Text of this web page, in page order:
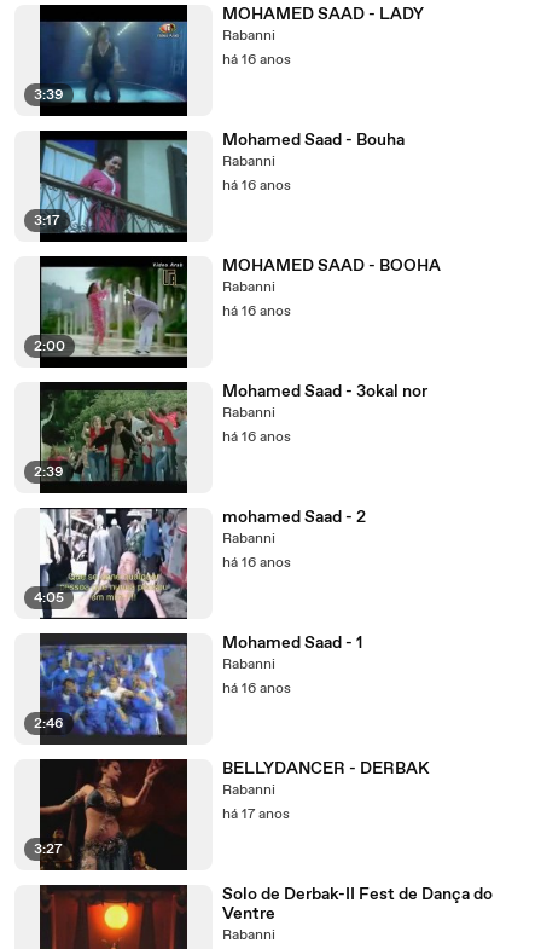
3:39
MOHAMED SAAD - LADY
Rabanni
há 16 anos
3:17
Mohamed Saad - Bouha
Rabanni
há 16 anos
2:00
MOHAMED SAAD - BOOHA
Rabanni
há 16 anos
2:39
Mohamed Saad - 3okal nor
Rabanni
há 16 anos
4:05
mohamed Saad - 2
Rabanni
há 16 anos
2:46
Mohamed Saad - 1
Rabanni
há 16 anos
3:27
BELLYDANCER - DERBAK
Rabanni
há 17 anos
Solo de Derbak-II Fest de Dança do
Ventre
Rabanni